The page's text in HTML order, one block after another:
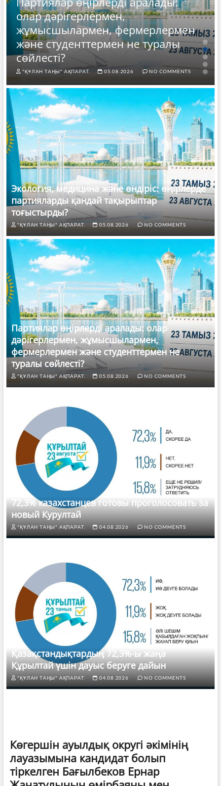
олар дәрігерлермен,
жұмысшылармен, фермерлермен
және студенттермен не туралы
сөйлесті?
"ҚҰЛАН ТАҢЫ" АҚПАРАТ. 05.08.2026 NO COMMENTS
Экология, медицина және өндіріс: өңірлерде
партияларды қандай тақырыптар
тоғыстырды?
"ҚҰЛАН ТАҢЫ" АҚПАРАТ. 05.08.2026 NO COMMENTS
Партиялар өңірлерді аралады: олар
дәрігерлермен, жұмысшылармен,
фермерлермен және студенттермен не
туралы сөйлесті?
"ҚҰЛАН ТАҢЫ" АҚПАРАТ. 05.08.2026 NO COMMENTS
72,3% казахстанцев готовы проголосовать за
новый Курултай
"ҚҰЛАН ТАҢЫ" АҚПАРАТ. 04.08.2026 NO COMMENTS
Қазақстандықтардың 72,3%-ы жаңа
Құрылтай үшін дауыс беруге дайын
"ҚҰЛАН ТАҢЫ" АҚПАРАТ. 04.08.2026 NO COMMENTS
Көгершін ауылдық округі әкімінің
лауазымына кандидат болып
тіркелген Бағылбеков Ернар